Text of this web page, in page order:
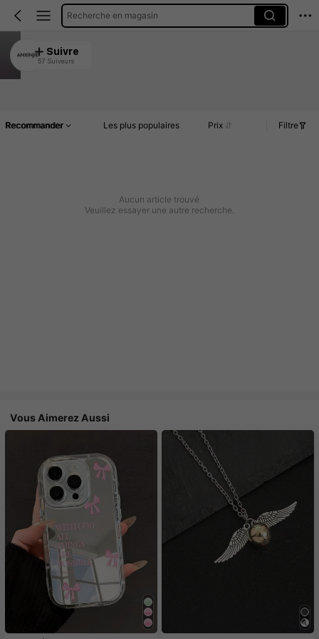
Recherche en magasin
ANXINJIE
4.88
Suivre
57 Suiveurs
Recommander Les plus populaires Prix Filtre
Aucun article trouvé
Veuillez essayer une autre recherche.
Vous Aimerez Aussi